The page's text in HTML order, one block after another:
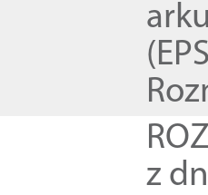
z